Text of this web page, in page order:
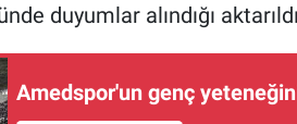
duyumlar alındığı
Amedspor'un genç